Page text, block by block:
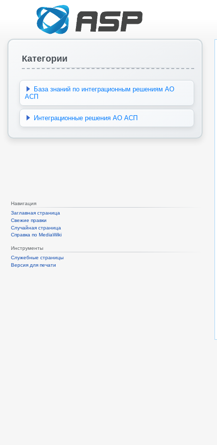
Категории
База знаний по интеграционным решениям АО
АСП
Интеграционные решения АО АСП
Навигация
Заглавная страница
Свежие правки
Случайная страница
Справка по MediaWiki
Инструменты
Служебные страницы
Версия для печати